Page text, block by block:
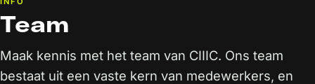
Team
Maak kennis met het team van CIIIC. Ons team
bestaat uit een vaste kern van medewerkers, en